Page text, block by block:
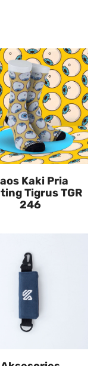
Kaki Pria
Tigrus TGR
246